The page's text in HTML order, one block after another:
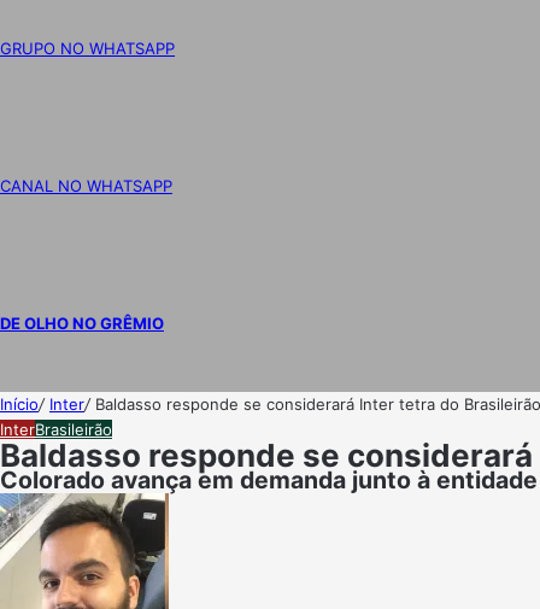
GRUPO NO WHATSAPP
CANAL NO WHATSAPP
DE OLHO NO GRÊMIO
Início/ Inter/ Baldasso responde se considerará Inter tetra do
InterBrasileirão
Baldasso responde se
Colorado avança em demanda junto à